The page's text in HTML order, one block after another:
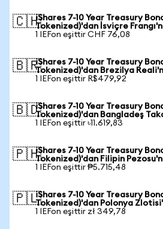
🇨🇭iShares 7-10 Year Treasury
Tokenized)'dan İsviçre
1 IEFon eşittir CHF 76,08
🇧🇷iShares 7-10 Year Treasury
Tokenized)'dan Brezilya
1 IEFon eşittir R$479,92
🇧🇩iShares 7-10 Year Treasury
Tokenized)'dan Bangladeş
1 IEFon eşittir ৳11.619,83
🇵🇭iShares 7-10 Year Treasury
Tokenized)'dan Filipin
1 IEFon eşittir ₱5.715,48
🇵🇱iShares 7-10 Year Treasury
Tokenized)'dan Polonya
1 IEFon eşittir zł 349,78